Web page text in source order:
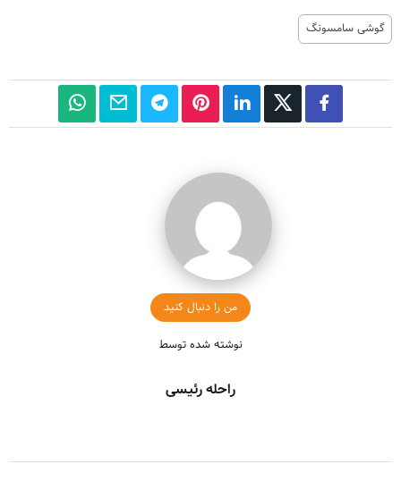
گوشی سامسونگ
من را دنبال کنید
نوشته شده توسط
راحله رئیسی